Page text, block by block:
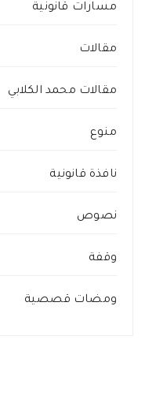
مسارات قانونية
مقالات
مقالات محمد الكلابي
منوع
نافذة قانونية
نصوص
وقفة
ومضات قصصية